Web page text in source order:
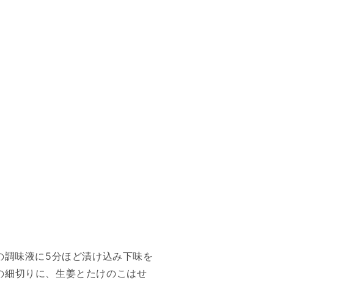
味液に5分ほど漬け込み下味を
切りに、生姜とたけのこはせ